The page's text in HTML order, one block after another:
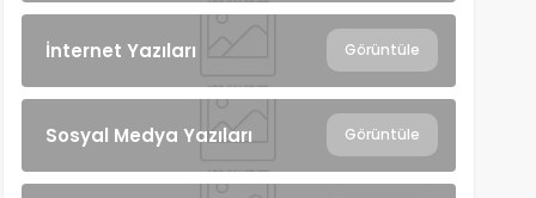
İnternet Yazıları Görüntüle
Sosyal Medya Yazıları Görüntüle